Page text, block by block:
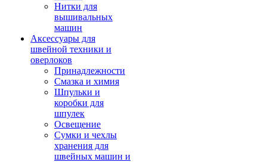
Нитки для
вышивальных
машин
Аксессуары для
швейной техники и
оверлоков
Принадлежности
Смазка и химия
Шпульки и
коробки для
шпулек
Освещение
Сумки и чехлы
хранения для
швейных машин и